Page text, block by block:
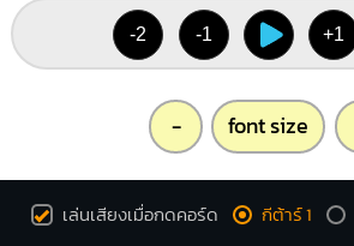
-2 -1 +1
- font size
เล่นเสียงเมื่อกดคอร์ด กีต้าร์ 1